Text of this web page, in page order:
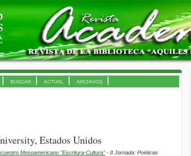
BUSCAR ACTUAL ARCHIVOS
Estados Unidos
Mesoamericano "Escritura-Cultura"- II Jornada: Poéticas